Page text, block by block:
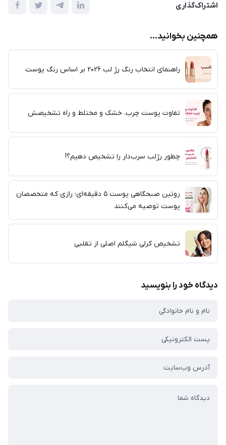
اشتراک‌گذاری
همچنین بخوانید...
راهنمای انتخاب رنگ رژ لب ۲۰۲۶ بر اساس رنگ پوست
تفاوت پوست چرب، خشک و مختلط و راه تشخیصش
چطور رژلب سرب‌دار را تشخیص دهیم؟!
روتین صبحگاهی پوست ۵ دقیقه‌ای؛ رازی که متخصصان
پوست توصیه می‌کنند
تشخیص کرلی شیگلم اصلی از تقلبی
دیدگاه خود را بنویسید